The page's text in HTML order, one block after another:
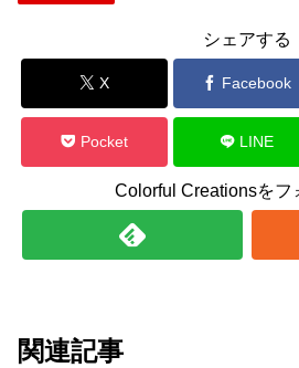
シェアする
X Facebook
Pocket LINE
Colorful Creationsをフ
関連記事